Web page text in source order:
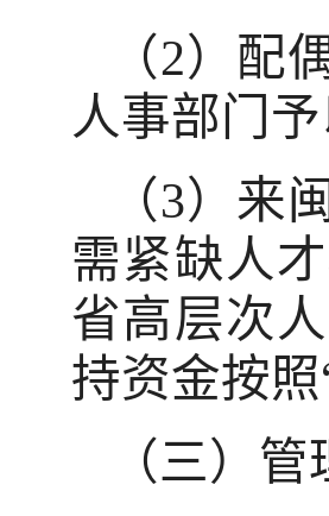
（2）配
人事部门
（3）来
需紧缺人
省高层次
持资金按
（三）